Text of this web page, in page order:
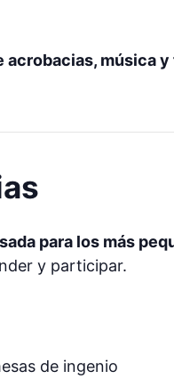
acrobacias, música y
para los más
y participar.
de ingenio